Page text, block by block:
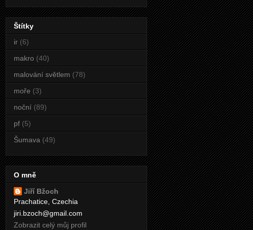
Štítky
ir (6)
makro (40)
malování světlem (78)
moře (3)
noční (89)
pf (5)
Šumava (49)
O mně
Jiří Bžoch
Prachatice, Czechia
jiri.bzoch@gmail.com
Zobrazit celý můj profil